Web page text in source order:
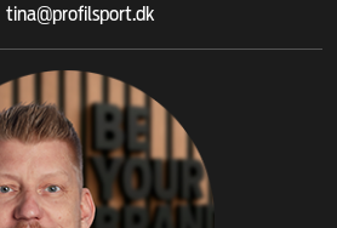
tina@profilsport.dk